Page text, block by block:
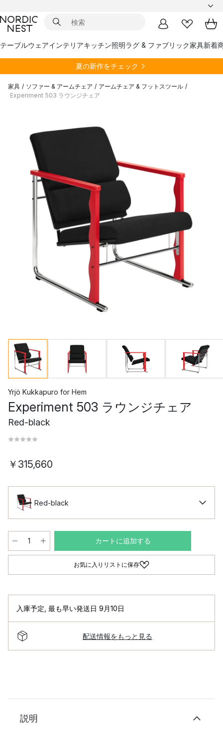
テーブルウェアインテリアキッチン照明ラグ & ファブリック家具新着
夏の新作をチェック
家具 / ソファー & アームチェア / アームチェア & フットスツール /
Experiment 503 ラウンジチェア
Yrjö Kukkapuro for Hem
Experiment 503 ラウンジチェア
Red-black
￥315,660
Red-black
カートに追加する
お気に入りリストに保存
入庫予定 最も早い発送日 9月10日
配送情報をもっと見る
説明